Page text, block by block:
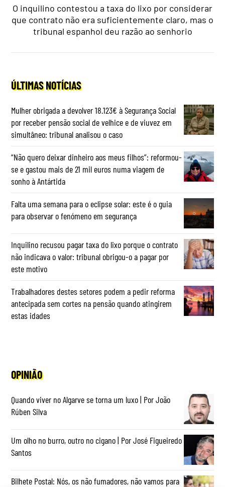
O inquilino contestou a taxa do lixo por considerar
que contrato não era suficientemente claro, mas o
tribunal espanhol deu razão ao senhorio
ÚLTIMAS NOTÍCIAS
Mulher obrigada a devolver 18.123€ à Segurança Social
por receber pensão social de velhice e de viuvez em
simultâneo: tribunal analisou o caso
“Não quero deixar dinheiro aos meus filhos”: reformou-
se e gastou mais de 21 mil euros numa viagem de
sonho à Antártida
Falta uma semana para o eclipse solar: este é o guia
para observar o fenómeno em segurança
Inquilino recusou pagar taxa do lixo porque o contrato
não indicava o valor: tribunal obrigou-o a pagar por
este motivo
Trabalhadores destes setores podem a pedir reforma
antecipada sem cortes na pensão quando atingirem
estas idades
OPINIÃO
Quando viver no Algarve se torna um luxo | Por João
Rúben Silva
Um olho no burro, outro no cigano | Por José Figueiredo
Santos
Bilhete Postal: Nós, os não fumadores, não vamos para